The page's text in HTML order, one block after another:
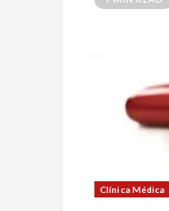
Clínica Médica